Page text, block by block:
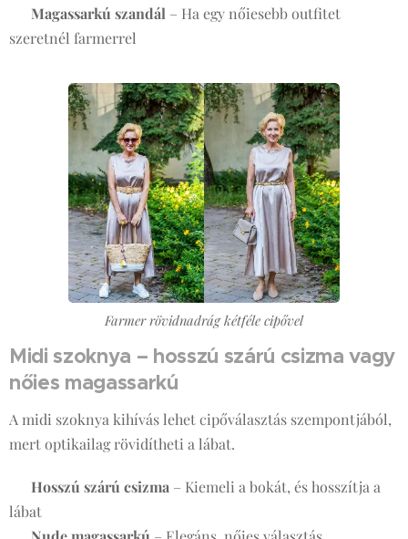
Magassarkú szandál – Ha egy nőiesebb outfitet
szeretnél farmerrel
Farmer rövidnadrág kétféle cipővel
Midi szoknya – hosszú szárú csizma vagy
nőies magassarkú
A midi szoknya kihívás lehet cipőválasztás szempontjából,
mert optikailag rövidítheti a lábat.
Hosszú szárú csizma – Kiemeli a bokát, és hosszítja a
lábat